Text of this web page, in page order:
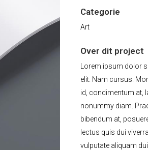
Categorie
Art
Over dit project
Lorem ipsum dolor
elit. Nam cursus.
id, condimentum at,
nonummy diam.
bibendum at,
lectus quis dui
vulputate aliquam